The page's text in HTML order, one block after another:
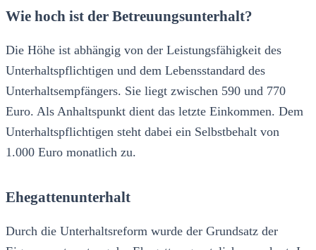
Wie hoch ist der Betreuungsunterhalt?
Die Höhe ist abhängig von der Leistungsfähigkeit des
Unterhaltspflichtigen und dem Lebensstandard des
Unterhaltsempfängers. Sie liegt zwischen 590 und 770
Euro. Als Anhaltspunkt dient das letzte Einkommen. Dem
Unterhaltspflichtigen steht dabei ein Selbstbehalt von
1.000 Euro monatlich zu.
Ehegattenunterhalt
Durch die Unterhaltsreform wurde der Grundsatz der